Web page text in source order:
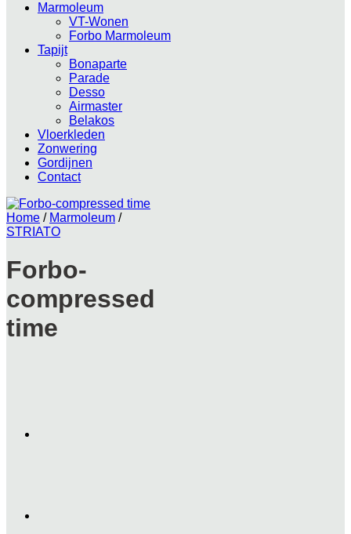
Marmoleum
VT-Wonen
Forbo Marmoleum
Tapijt
Bonaparte
Parade
Desso
Airmaster
Belakos
Vloerkleden
Zonwering
Gordijnen
Contact
Home / Marmoleum /
STRIATO
Forbo-
compressed
time